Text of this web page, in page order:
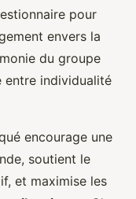
pour
envers la
du groupe
entre individualité
encourage une
soutient le
et maximise les